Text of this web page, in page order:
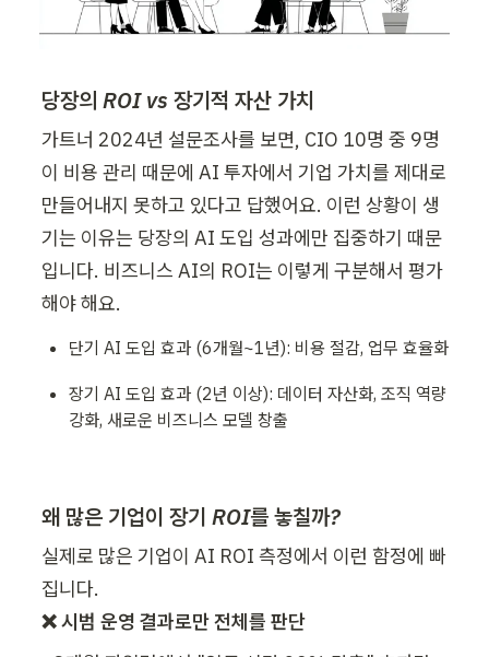
당장의 ROI vs 장기적 자산 가치
가트너 2024년 설문조사를 보면, CIO 10명 중 9명
이 비용 관리 때문에 AI 투자에서 기업 가치를 제대로
만들어내지 못하고 있다고 답했어요. 이런 상황이 생
기는 이유는 당장의 AI 도입 성과에만 집중하기 때문
입니다. 비즈니스 AI의 ROI는 이렇게 구분해서 평가
해야 해요.
단기 AI 도입 효과 (6개월~1년): 비용 절감, 업무 효율화
장기 AI 도입 효과 (2년 이상): 데이터 자산화, 조직 역량
강화, 새로운 비즈니스 모델 창출
왜 많은 기업이 장기 ROI를 놓칠까?
실제로 많은 기업이 AI ROI 측정에서 이런 함정에 빠
❌ 시범 운영 결과로만 전체를 판단